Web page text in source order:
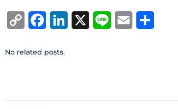
Copy
FacebookLinkedIn Line Email
No related posts.